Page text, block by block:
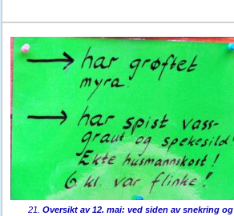
21.Oversikt av 12. mai: ved siden av snekring og